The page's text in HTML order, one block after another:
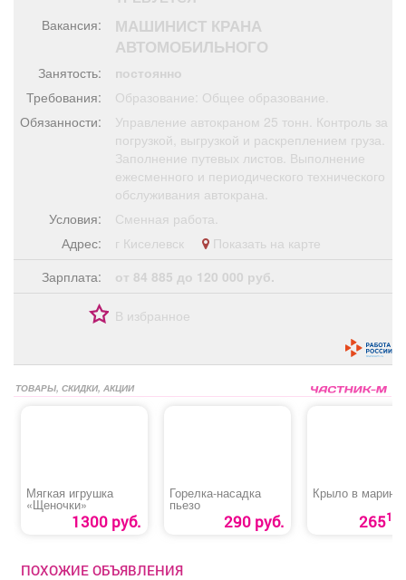
ТВ программа Я - пенсионер
Вакансия:
МАШИНИСТ КРАНА
АВТОМОБИЛЬНОГО
Занятость:
постоянно
Требования:
Образование: Общее образование.
Обязанности:
Управление автокраном 25 тонн. Контроль за
погрузкой, выгрузкой и раскреплением груза.
Заполнение путевых листов. Выполнение
ежесменного и периодического технического
обслуживания автокрана.
Условия:
Сменная работа.
Адрес:
г Киселевск
Показать на карте
Зарплата:
от 84 885 до 120 000 руб.
В избранное
ТОВАРЫ, СКИДКИ, АКЦИИ
Мягкая игрушка
«Щеночки»
1300 руб.
Горелка-насадка
пьезо
290 руб.
Крыло в
26510
ПОХОЖИЕ ОБЪЯВЛЕНИЯ